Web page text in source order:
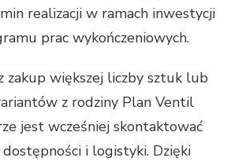
realizacji w ramach inwestycji
prac wykończeniowych.
zakup większej liczby sztuk lub
z rodziny Plan Ventil
jest wcześniej skontaktować
i logistyki. Dzięki